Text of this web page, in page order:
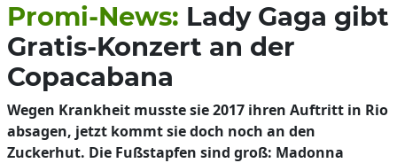
Promi-News: Lady Gaga gibt
Gratis-Konzert an der
Copacabana
Wegen Krankheit musste sie 2017 ihren Auftritt in Rio
absagen, jetzt kommt sie doch noch an den
Zuckerhut. Die Fußstapfen sind groß: Madonna